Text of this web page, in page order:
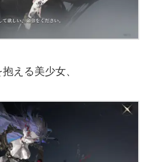
える美少女、